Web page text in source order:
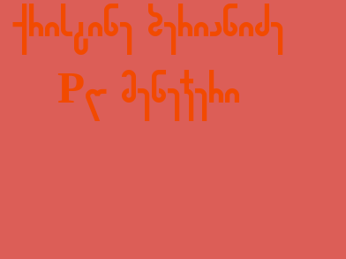
ქრისტინე ბერიანიძე
PR მენეჯერი